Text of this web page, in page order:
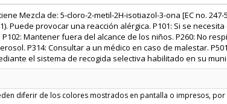
Mezcla de: 5-cloro-2-metil-2H-isotiazol-3-ona [EC no.
Puede provocar una reacción alérgica. P101: Si se
Mantener fuera del alcance de los niños. P260: No
P314: Consultar a un médico en caso de malestar.
el sistema de recogida selectiva habilitado en su
diferir de los colores mostrados en pantalla o impresos,